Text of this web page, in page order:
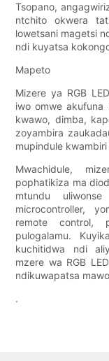
Tsopano,
ntchito okwera
lowetsani magetsi
ndi kuyatsa
Mapeto
Mizere ya RGB
iwo omwe akufuna
kwawo, dimba,
zoyambira
mupindule
Mwachidule,
pophatikiza ma
mtundu
microcontroller,
remote control,
pulogalamu.
kuchitidwa ndi
mzere wa RGB
ndikuwapatsa
.